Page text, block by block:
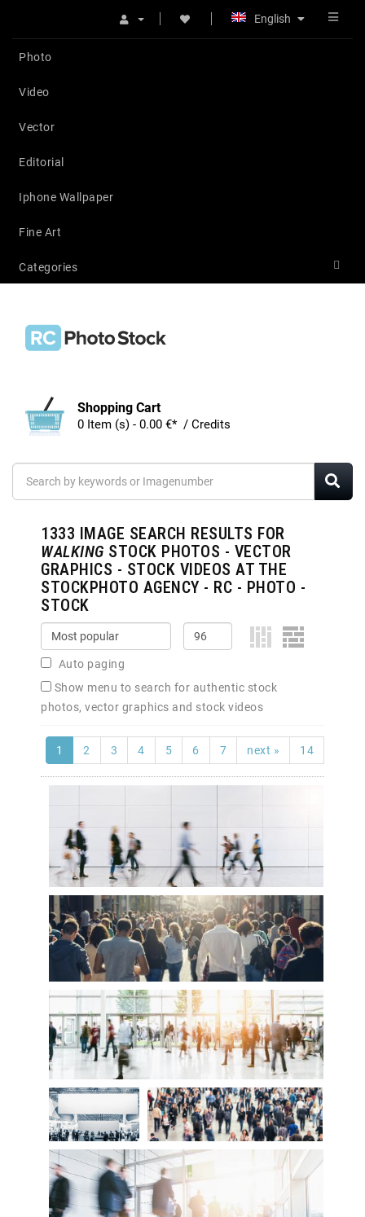
English
Photo
Video
Vector
Editorial
Iphone Wallpaper
Fine Art
Categories
Shopping Cart
0 Item (s) - 0.00 €* / Credits
1333 IMAGE SEARCH RESULTS FOR
WALKING STOCK PHOTOS - VECTOR
GRAPHICS - STOCK VIDEOS AT THE
STOCKPHOTO AGENCY - RC - PHOTO -
STOCK
Auto paging
Show menu to search for authentic stock
photos, vector graphics and stock videos
1 2 3 4 5 6 7 next » 14